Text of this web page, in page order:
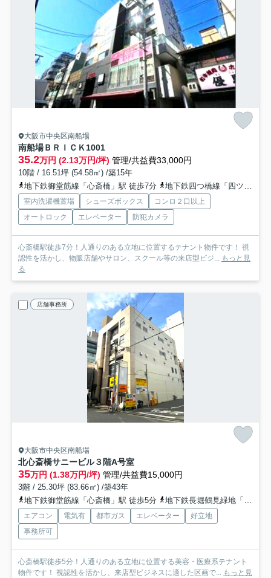
大阪市中央区南船場
南船場ＢＲＩＣＫ 1001
35.2万円 (2.13万円/坪) 管理/共益費33,000円
10階 / 16.51坪 (54.58㎡) /築15年
地下鉄御堂筋線「心斎橋」駅 徒歩7分
地下鉄四つ橋線「四ツ橋」駅 徒歩7分
室内洗濯機置場 シューズボックス
コンロ２口以上
オートロック
エレベーター 防犯カメラ
心斎橋駅徒歩7分！人通りのある立地に位置するテナント物件です！ 視
認性を活かし、物販店舗やサロン、スクール等の来店型ビジ...
もっと見
る
店舗事務所
大阪市中央区南船場
北心斎橋サニービル３階A号室
35万円 (1.38万円/坪) 管理/共益費15,000円
3階 / 25.30坪 (83.66㎡) /築43年
地下鉄御堂筋線「心斎橋」駅 徒歩5分
地下鉄長堀鶴見緑地「長堀橋」駅 徒歩9分
エアコン 電気有 都市ガス エレベーター
好立地
事務所可
心斎橋駅徒歩5分！人通りのある立地に位置する美容・医療系テナント
物件です！ 視認性を活かし、来店型ビジネスに適した区画で...
もっと見